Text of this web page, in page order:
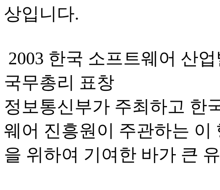
상입니다.
2003 한국 소프트웨어 산
국무총리 표창
정보통신부가 주최하고 한
웨어 진흥원이 주관하는
을 위하여 기여한 바가 큰